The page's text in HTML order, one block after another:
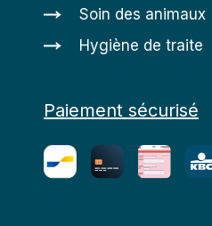
Soin des animaux
Hygiène de traite
Paiement sécurisé